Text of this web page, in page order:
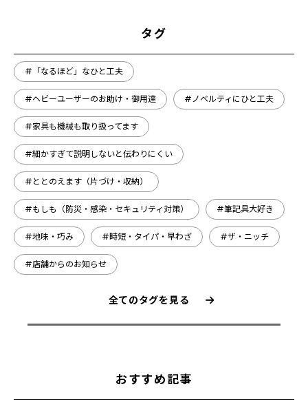
タグ
#「なるほど」なひと工夫
#ヘビーユーザーのお助け・御用達 #ノベルティにひと工夫
#家具も機械も取り扱ってます
#細かすぎて説明しないと伝わりにくい
#ととのえます（片づけ・収納）
#もしも（防災・感染・セキュリティ対策） #筆記具大好き
#地味・巧み #時短・タイパ・早わざ #ザ・ニッチ
#店舗からのお知らせ
全てのタグを見る
おすすめ記事